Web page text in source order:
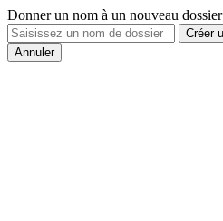
Donner un nom à un nouveau
Créer
Annuler